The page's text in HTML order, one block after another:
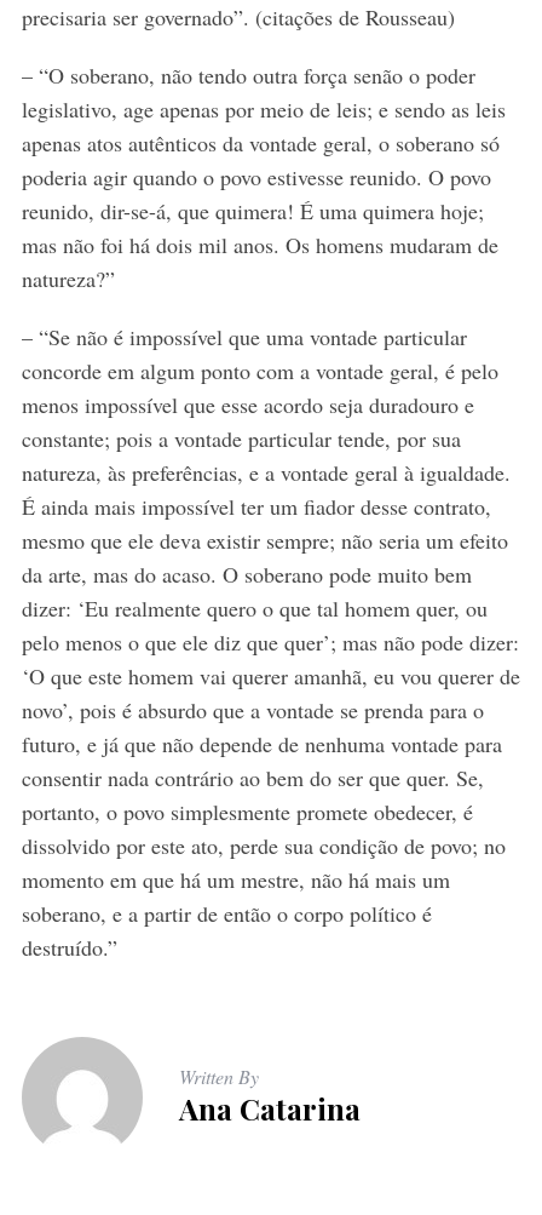
precisaria ser governado”. (citações de Rousseau)
– “O soberano, não tendo outra força senão o poder
legislativo, age apenas por meio de leis; e sendo as leis
apenas atos autênticos da vontade geral, o soberano só
poderia agir quando o povo estivesse reunido. O povo
reunido, dir-se-á, que quimera! É uma quimera hoje;
mas não foi há dois mil anos. Os homens mudaram de
natureza?”
– “Se não é impossível que uma vontade particular
concorde em algum ponto com a vontade geral, é pelo
menos impossível que esse acordo seja duradouro e
constante; pois a vontade particular tende, por sua
natureza, às preferências, e a vontade geral à igualdade.
É ainda mais impossível ter um fiador desse contrato,
mesmo que ele deva existir sempre; não seria um efeito
da arte, mas do acaso. O soberano pode muito bem
dizer: ‘Eu realmente quero o que tal homem quer, ou
pelo menos o que ele diz que quer’; mas não pode dizer:
‘O que este homem vai querer amanhã, eu vou querer de
novo’, pois é absurdo que a vontade se prenda para o
futuro, e já que não depende de nenhuma vontade para
consentir nada contrário ao bem do ser que quer. Se,
portanto, o povo simplesmente promete obedecer, é
dissolvido por este ato, perde sua condição de povo; no
momento em que há um mestre, não há mais um
soberano, e a partir de então o corpo político é
destruído.”
Written By
Ana Catarina